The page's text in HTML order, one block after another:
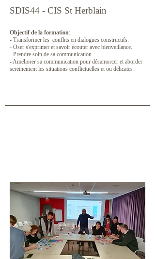
SDIS44 - CIS St Herblain
Objectif de la formation:
- Transformer les conflits en dialogues constructifs.
- Oser s'exprimer et savoir écouter avec bienveillance.
- Prendre soin de sa communication.
- Améliorer sa communication pour désamorcer et aborder
sereinement les situations conflictuelles et ou délicates .